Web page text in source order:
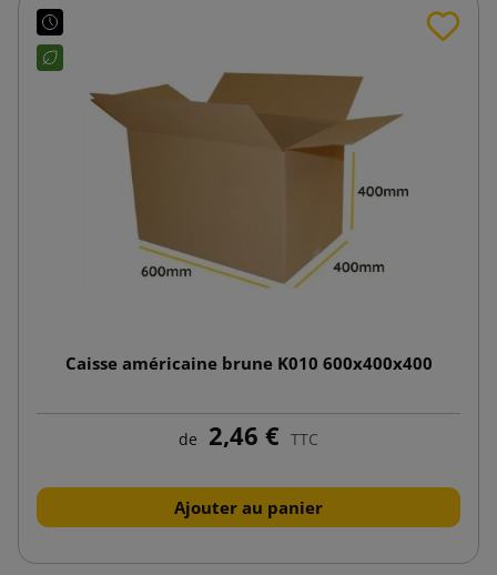
Caisse américaine brune K010 600x400x400
de 2,46 € TTC
Ajouter au panier